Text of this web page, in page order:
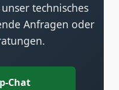
technisches
Anfragen oder
Chat